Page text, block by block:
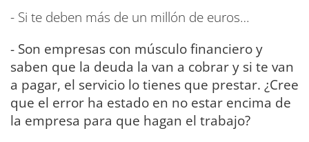
- Si te deben más de un millón de euros…
- Son empresas con músculo financiero y
saben que la deuda la van a cobrar y si te van
a pagar, el servicio lo tienes que prestar. ¿Cree
que el error ha estado en no estar encima de
la empresa para que hagan el trabajo?